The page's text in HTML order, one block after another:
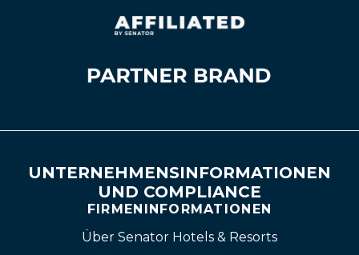
UNTERNEHMENSINFORMATIONEN
UND COMPLIANCE
FIRMENINFORMATIONEN
Über Senator Hotels & Resorts